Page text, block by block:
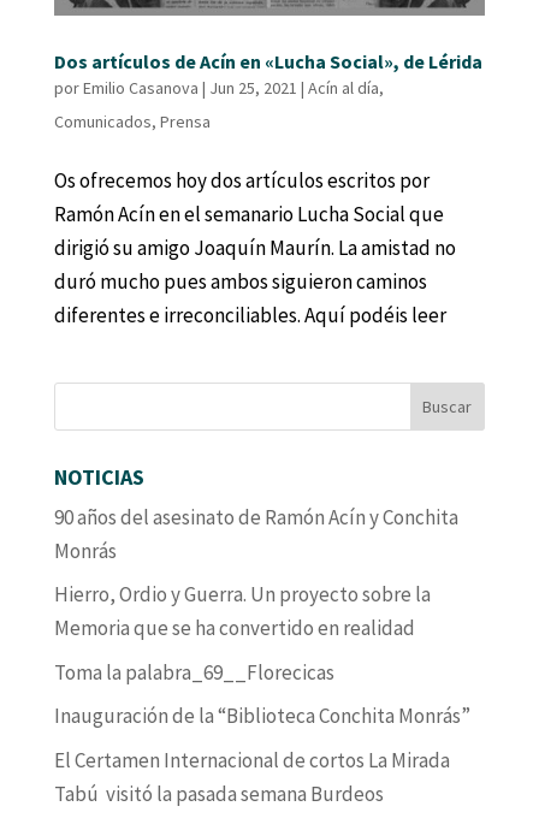
Dos artículos de Acín en «Lucha Social», de Lérida
porEmilio Casanova | Jun 25, 2021 | Acín al día,
Comunicados, Prensa
Os ofrecemos hoy dos artículos escritos por
Ramón Acín en el semanario Lucha Social que
dirigió su amigo Joaquín Maurín. La amistad no
duró mucho pues ambos siguieron caminos
diferentes e irreconciliables. Aquí podéis leer
NOTICIAS
90 años del asesinato de Ramón Acín y Conchita
Monrás
Hierro, Ordio y Guerra. Un proyecto sobre la
Memoria que se ha convertido en realidad
Toma la palabra_69__Florecicas
Inauguración de la “Biblioteca Conchita Monrás”
El Certamen Internacional de cortos La Mirada
Tabú visitó la pasada semana Burdeos